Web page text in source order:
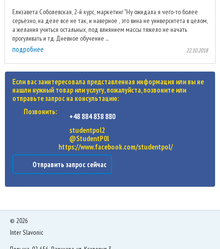
Елизавета Соболевская, 2-й курс, маркетинг "Ну ожидала я чего-то более
серьёзно, на деле все не так, и наверное , это вина не университета в целом,
а желания учиться остальных, под влиянием массы тяжело не начать
прогуливать и тд. Дневное обучение ...
подробнее 22.10.2018
Если вас заинтересовала представленная информация или вы не
нашли нужный товар или услугу, пожалуйста, позвоните или
отправьте запрос на консультацию:
Позвонить:
+48 884 838 880
studentpol2
@StudentP0l
https://www.facebook.com/studentpol/
Отправить запрос сейчас
© 2026
Inter Slavonic